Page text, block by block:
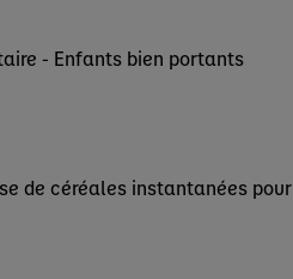
- Enfants bien portants
de céréales instantanées